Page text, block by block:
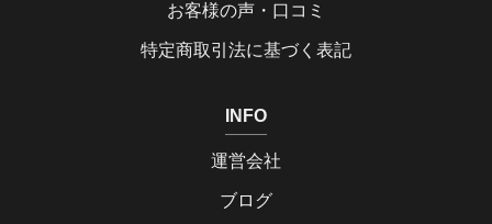
お客様の声・口コミ
特定商取引法に基づく表記
INFO
運営会社
ブログ